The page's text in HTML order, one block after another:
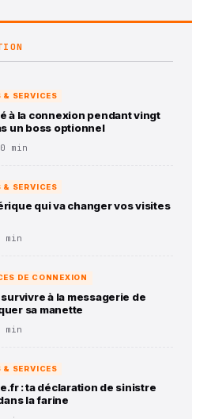
& SERVICES
à la connexion pendant vingt
un boss optionnel
min
& SERVICES
qui va changer vos visites
min
DE CONNEXION
à la messagerie de
sa manette
min
& SERVICES
: ta déclaration de sinistre
la farine